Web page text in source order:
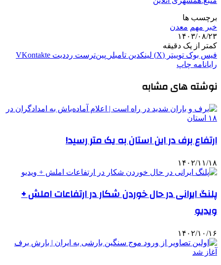
برچسب ها
خبر مهم معدن
۱۴۰۳/۰۸/۲۳
کمتر از یک دقیقه
فیس بوک توییتر (X) لینکدین ‫تامبلر ‫پین‌ترست ‫رددیت ‫VKontakte
رایانامه چاپ
نوشته های مشابه
ارتفاع برف در این استان به یک متر رسید!
۱۴۰۲/۱۱/۱۸
پلنگ ایرانی در حال خوردن شکار در ارتفاعات املش +
ویدیو
۱۴۰۲/۱۰/۱۶